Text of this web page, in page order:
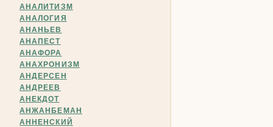
АНАЛИТИЗМ
АНАЛОГИЯ
АНАНЬЕВ
АНАПЕСТ
АНАФОРА
АНАХРОНИЗМ
АНДЕРСЕН
АНДРЕЕВ
АНЕКДОТ
АНЖАНБЕМАН
АННЕНСКИЙ